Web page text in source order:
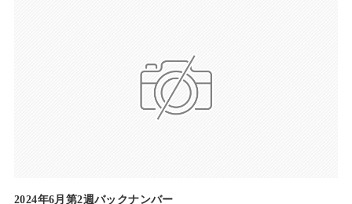
2024年6月第2週バックナンバー